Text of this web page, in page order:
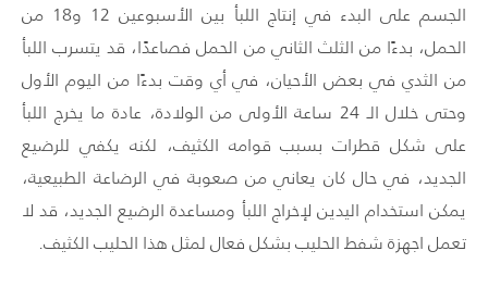
الجسم على البدء في إنتاج اللبأ بين الأسبوعين 12 و18 من
الحمل، بدءًا من الثلث الثاني من الحمل فصاعدًا، قد يتسرب اللبأ
من الثدي في بعض الأحيان، في أي وقت بدءًا من اليوم الأول
وحتى خلال الـ 24 ساعة الأولى من الولادة، عادة ما يخرج اللبأ
على شكل قطرات بسبب قوامه الكثيف، لكنه يكفي للرضيع
الجديد، في حال كان يعاني من صعوبة في الرضاعة الطبيعية،
يمكن استخدام اليدين لإخراج اللبأ ومساعدة الرضيع الجديد، قد لا
تعمل اجهزة شفط الحليب بشكل فعال لمثل هذا الحليب الكثيف.